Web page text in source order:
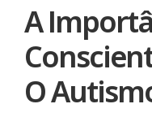
A
O